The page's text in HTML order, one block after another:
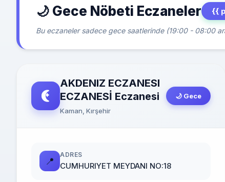
🌙 Gece Nöbeti Eczaneler {{
Bu eczaneler sadece gece saatlerinde (19:00 - 08:00
AKDENIZ ECZANESI
ECZANESİ Eczanesi
Kaman, Kırşehir
🌙 Gece
📍
ADRES
CUMHURIYET MEYDANI NO:18